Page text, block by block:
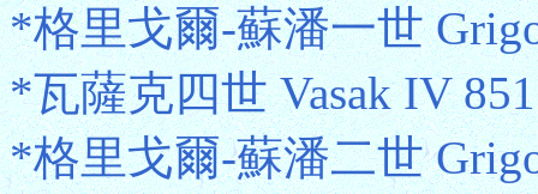
*格里戈爾-蘇潘一世
*瓦薩克四世 Vasak IV
*格里戈爾-蘇潘二世